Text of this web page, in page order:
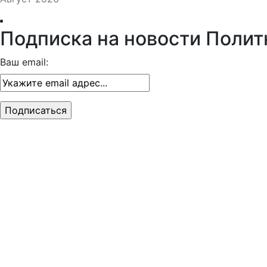
Подписка на новости
Ваш email: